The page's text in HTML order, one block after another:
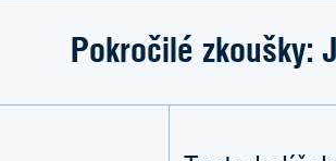
Pokročilé zkoušky: